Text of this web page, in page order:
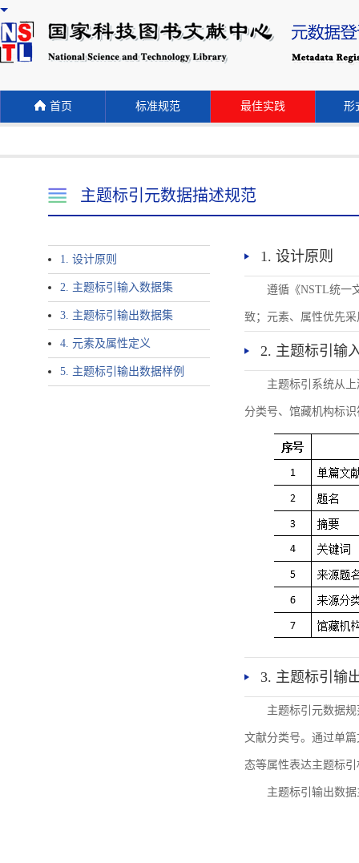
首页 标准规范 最佳实践 形
主题标引元数据描述规范
1. 设计原则
2. 主题标引输入数据集
3. 主题标引输出数据集
4. 元素及属性定义
5. 主题标引输出数据样例
1. 设计原则
遵循《NSTL统一
致；元素、属性优先
2. 主题标引输
主题标引系统从
分类号、馆藏机构标
3. 主题标引输
主题标引元数据
文献分类号。通过单
态等属性表达主题标
主题标引输出数